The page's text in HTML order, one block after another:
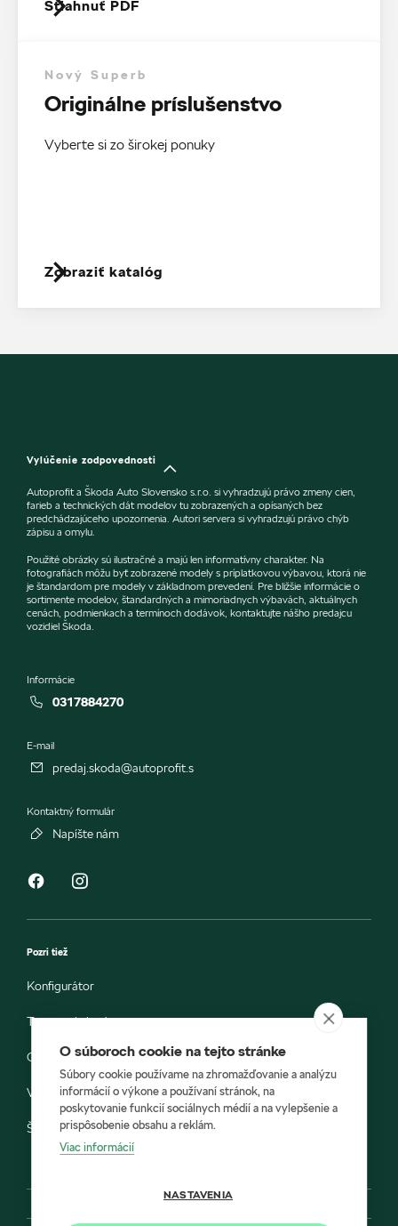
Stiahnuť PDF
Nový Superb
Originálne príslušenstvo
Vyberte si zo širokej ponuky
Zobraziť katalóg
Vylúčenie zodpovednosti
Autoprofit a Škoda Auto Slovensko s.r.o. si vyhradzujú právo zmeny cien,
farieb a technických dát modelov tu zobrazených a opísaných bez
predchádzajúceho upozornenia. Autori servera si vyhradzujú právo chýb
zápisu a omylu.
Použité obrázky sú ilustračné a majú len informatívny charakter. Na
fotografiách môžu byť zobrazené modely s príplatkovou výbavou, ktorá nie
je štandardom pre modely v základnom prevedení. Pre bližšie informácie o
sortimente modelov, štandardných a mimoriadnych výbavách, aktuálnych
cenách, podmienkach a termínoch dodávok, kontaktujte nášho predajcu
vozidiel Škoda.
Informácie
0317884270
E-mail
predaj.skoda@autoprofit.s
Kontaktný formulár
Napíšte nám
Pozri tiež
Konfigurátor
Testovacia jazda
Objednávka do servisu
Vozidlá ihneď k odberu
Škoda E-shop
O súboroch cookie na tejto stránke
Súbory cookie používame na zhromažďovanie a analýzu
informácií o výkone a používaní stránok, na
poskytovanie funkcií sociálnych médií a na vylepšenie a
prispôsobenie obsahu a reklám.
Viac informácií
NASTAVENIA